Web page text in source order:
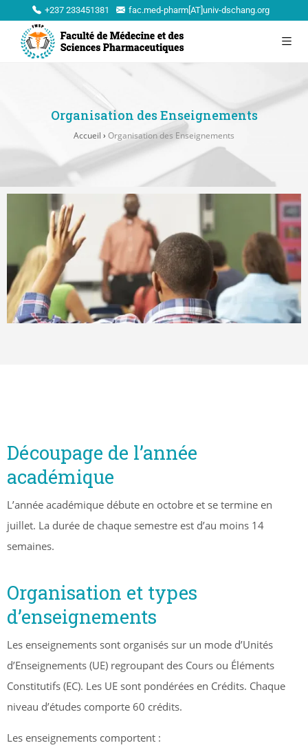
+237 233451381 fac.med-pharm[AT]univ-dschang.org
Organisation des Enseignements
Accueil › Organisation des Enseignements
Découpage de l’année
académique
L’année académique débute en octobre et se termine en
juillet. La durée de chaque semestre est d’au moins 14
semaines.
Organisation et types
d’enseignements
Les enseignements sont organisés sur un mode d’Unités
d’Enseignements (UE) regroupant des Cours ou Éléments
Constitutifs (EC). Les UE sont pondérées en Crédits. Chaque
niveau d’études comporte 60 crédits.
Les enseignements comportent :